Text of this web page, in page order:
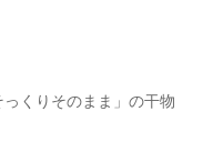
くりそのまま」の干物